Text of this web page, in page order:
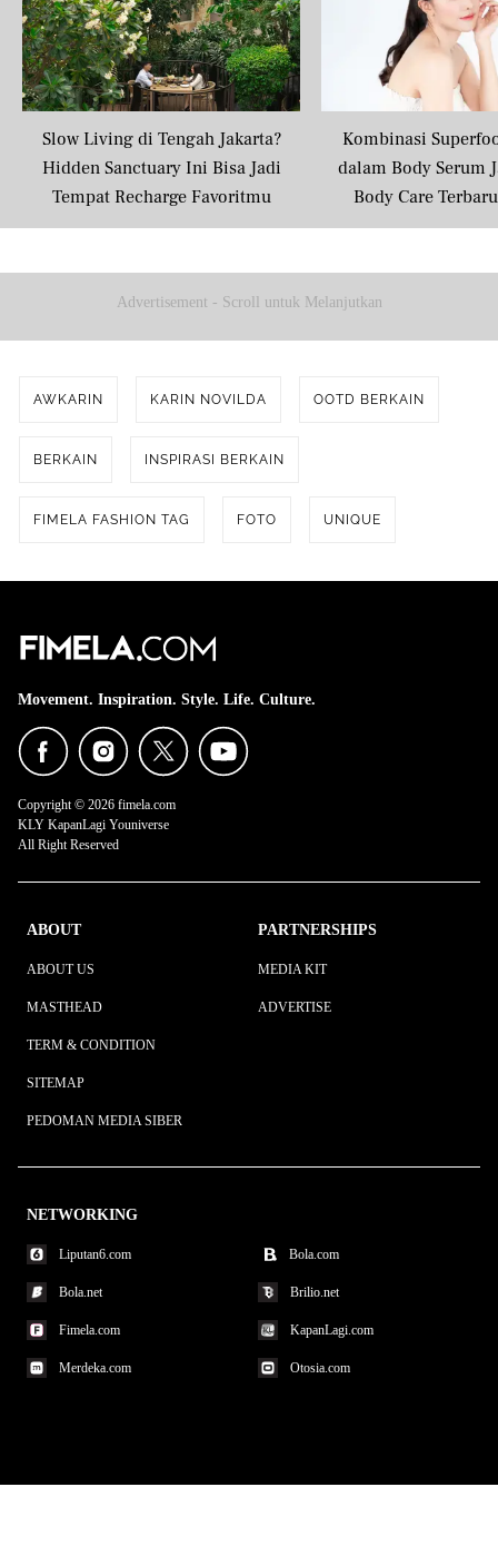
Slow Living di Tengah Jakarta?
Hidden Sanctuary Ini Bisa Jadi
Tempat Recharge Favoritmu
Kombinasi
dalam Body Serum
Body Care
Masyarakat
Advertisement - Scroll untuk Melanjutkan
AWKARIN KARIN NOVILDA OOTD BERKAIN
BERKAIN INSPIRASI BERKAIN
FIMELA FASHION TAG FOTO UNIQUE
Movement. Inspiration. Style. Life. Culture.
Copyright © 2026 fimela.com
KLY KapanLagi Youniverse
All Right Reserved
ABOUT
ABOUT US
MASTHEAD
TERM & CONDITION
SITEMAP
PEDOMAN MEDIA SIBER
PARTNERSHIPS
MEDIA KIT
ADVERTISE
NETWORKING
Liputan6.com Bola.com
Bola.net Brilio.net
Fimela.com KapanLagi.com
Merdeka.com Otosia.com